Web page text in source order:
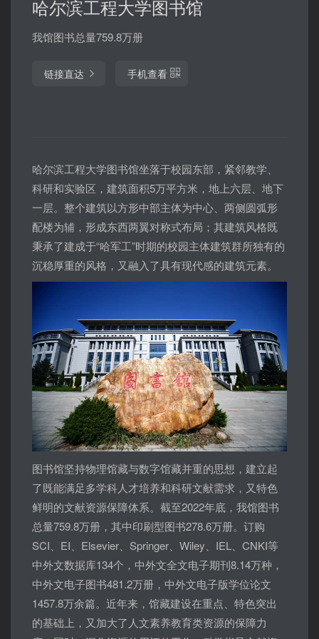
哈尔滨工程大学图书馆
我馆图书总量759.8万册
链接直达 手机查看
哈尔滨工程大学图书馆坐落于校园东部，紧邻教学、
科研和实验区，建筑面积5万平方米，地上六层、地下
一层。整个建筑以方形中部主体为中心、两侧圆弧形
配楼为辅，形成东西两翼对称式布局；其建筑风格既
秉承了建成于“哈军工”时期的校园主体建筑群所独有的
沉稳厚重的风格，又融入了具有现代感的建筑元素。
​图书馆坚持物理馆藏与数字馆藏并重的思想，建立起
了既能满足多学科人才培养和科研文献需求，又特色
鲜明的文献资源保障体系。截至2022年底，我馆图书
总量759.8万册，其中印刷型图书278.6万册。订购
SCI、EI、Elsevier、Springer、Wiley、IEL、CNKI等
中外文数据库134个，中外文全文电子期刊8.14万种，
中外文电子图书481.2万册，中外文电子版学位论文
1457.8万余篇。近年来，馆藏建设在重点、特色突出
的基础上，又加大了人文素养教育类资源的保障力